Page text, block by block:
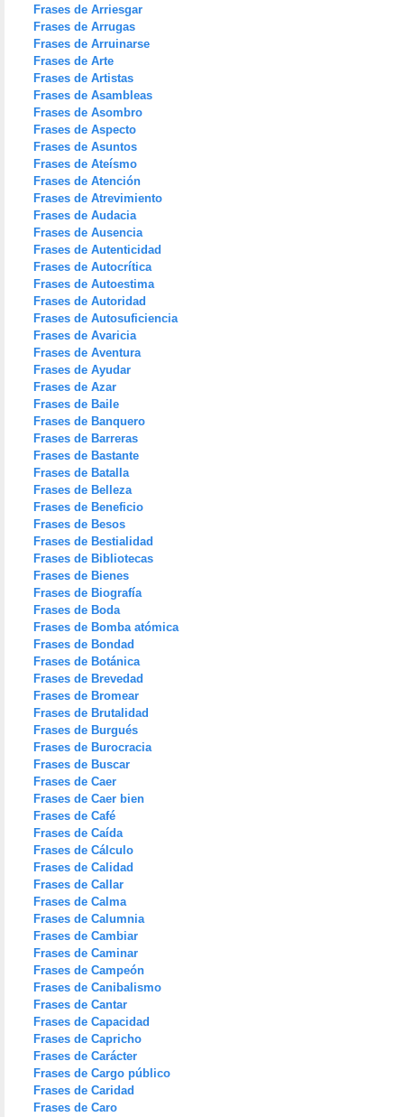
Frases de Arriesgar
Frases de Arrugas
Frases de Arruinarse
Frases de Arte
Frases de Artistas
Frases de Asambleas
Frases de Asombro
Frases de Aspecto
Frases de Asuntos
Frases de Ateísmo
Frases de Atención
Frases de Atrevimiento
Frases de Audacia
Frases de Ausencia
Frases de Autenticidad
Frases de Autocrítica
Frases de Autoestima
Frases de Autoridad
Frases de Autosuficiencia
Frases de Avaricia
Frases de Aventura
Frases de Ayudar
Frases de Azar
Frases de Baile
Frases de Banquero
Frases de Barreras
Frases de Bastante
Frases de Batalla
Frases de Belleza
Frases de Beneficio
Frases de Besos
Frases de Bestialidad
Frases de Bibliotecas
Frases de Bienes
Frases de Biografía
Frases de Boda
Frases de Bomba atómica
Frases de Bondad
Frases de Botánica
Frases de Brevedad
Frases de Bromear
Frases de Brutalidad
Frases de Burgués
Frases de Burocracia
Frases de Buscar
Frases de Caer
Frases de Caer bien
Frases de Café
Frases de Caída
Frases de Cálculo
Frases de Calidad
Frases de Callar
Frases de Calma
Frases de Calumnia
Frases de Cambiar
Frases de Caminar
Frases de Campeón
Frases de Canibalismo
Frases de Cantar
Frases de Capacidad
Frases de Capricho
Frases de Carácter
Frases de Cargo público
Frases de Caridad
Frases de Caro